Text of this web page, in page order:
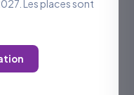
Les places sont